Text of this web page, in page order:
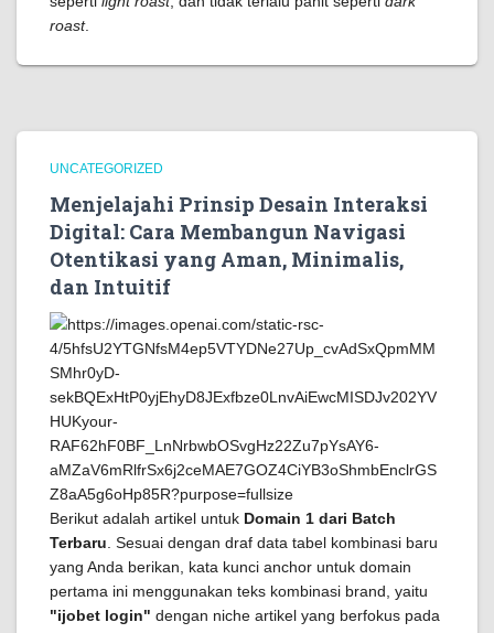
roast.
UNCATEGORIZED
Menjelajahi Prinsip Desain Interaksi
Digital: Cara Membangun Navigasi
Otentikasi yang Aman, Minimalis,
dan Intuitif
Berikut adalah artikel untuk Domain 1 dari Batch
Terbaru . Sesuai dengan draf data tabel kombinasi baru
yang Anda berikan, kata kunci anchor untuk domain
pertama ini menggunakan teks kombinasi brand, yaitu
"ijobet login" dengan niche artikel yang berfokus pada